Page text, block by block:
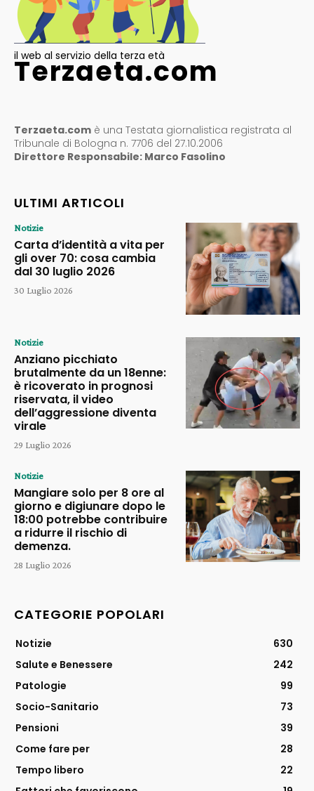
il web al servizio della terza età
Terzaeta.com
Terzaeta.com è una Testata giornalistica registrata al
Tribunale di Bologna n. 7706 del 27.10.2006
Direttore Responsabile: Marco Fasolino
ULTIMI ARTICOLI
Notizie
Carta d’identità a vita per
gli over 70: cosa cambia
dal 30 luglio 2026
30 Luglio 2026
Notizie
Anziano picchiato
brutalmente da un 18enne:
è ricoverato in prognosi
riservata, il video
dell’aggressione diventa
virale
29 Luglio 2026
Notizie
Mangiare solo per 8 ore al
giorno e digiunare dopo le
18:00 potrebbe contribuire
a ridurre il rischio di
demenza.
28 Luglio 2026
CATEGORIE POPOLARI
Notizie
630
Salute e Benessere
242
Patologie
99
Socio-Sanitario
73
Pensioni
39
Come fare per
28
Tempo libero
22